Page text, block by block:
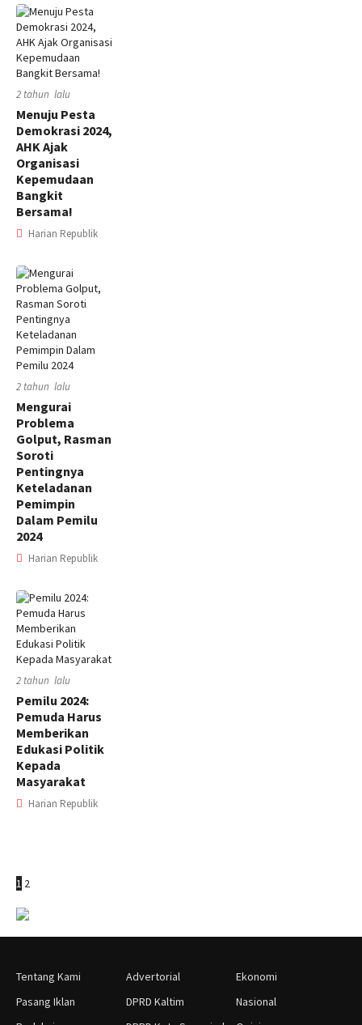
2 tahun lalu
Menuju Pesta
Demokrasi 2024,
AHK Ajak
Organisasi
Kepemudaan
Bangkit
Bersama!
Harian Republik
2 tahun lalu
Mengurai
Problema
Golput, Rasman
Soroti
Pentingnya
Keteladanan
Pemimpin
Dalam Pemilu
2024
Harian Republik
2 tahun lalu
Pemilu 2024:
Pemuda Harus
Memberikan
Edukasi Politik
Kepada
Masyarakat
Harian Republik
1 2
Tentang Kami
Pasang Iklan
Advertorial
DPRD Kaltim
Ekonomi
Nasional